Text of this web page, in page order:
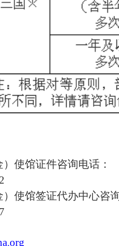
使馆证件咨询电话：
）使馆签证代办中心咨